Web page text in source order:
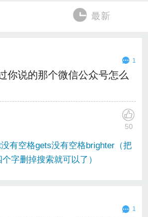
1
你说的那个微信公众号怎么
50
有空格gets没有空格brighter（把
字删掉搜索就可以了）
1